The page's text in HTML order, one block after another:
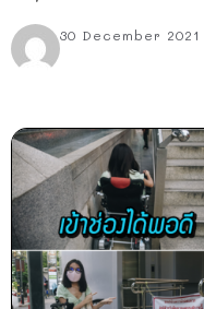
30 December 2021